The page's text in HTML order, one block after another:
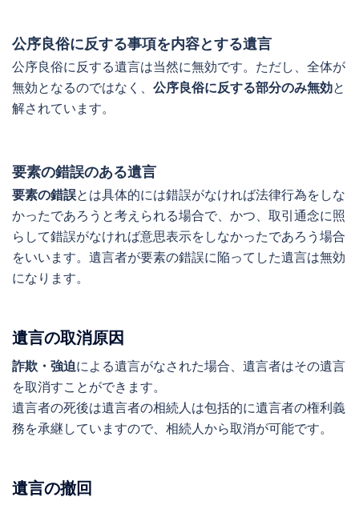
公序良俗に反する事項を内容とする遺言
公序良俗に反する遺言は当然に無効です。ただし、全体が
無効となるのではなく、 公序良俗に反する部分のみ無効と
解されています。
要素の錯誤のある遺言
要素の錯誤とは具体的には錯誤がなければ法律行為をしな
かったであろうと考えられる場合で、かつ、取引通念に照
らして錯誤がなければ意思表示をしなかったであろう場合
をいいます。遺言者が要素の錯誤に陥ってした遺言は無効
になります。
遺言の取消原因
詐欺・強迫による遺言がなされた場合、遺言者はその遺言
を取消すことができます。
遺言者の死後は遺言者の相続人は包括的に遺言者の権利義
務を承継していますので、相続人から取消が可能です。
遺言の撤回